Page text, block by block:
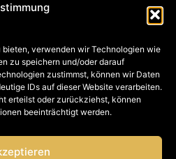
bieten, verwenden wir Technologien wie
zu speichern und/oder darauf
zustimmst, können wir Daten
IDs auf dieser Website verarbeiten.
erteilst oder zurückziehst, können
beeinträchtigt werden.
wird noch bekanntgegeben
uns
Du alles neue immer als erstes.